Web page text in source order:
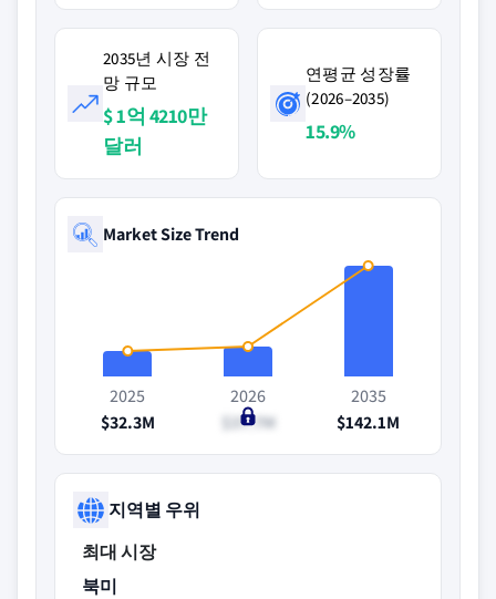
2035년 시장 전
망 규모
$ 1억 4210만
달러
연평균 성장률
(2026–2035)
15.9%
Market Size Trend
2025
$32.3M
2026
$37.7M
2035
$142.1M
지역별 우위
최대 시장
북미